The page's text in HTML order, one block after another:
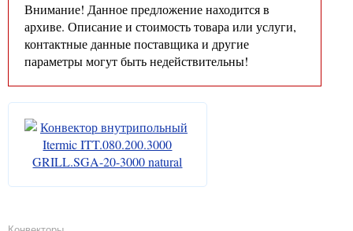
Внимание! Данное предложение находится в
архиве. Описание и стоимость товара или услуги,
контактные данные поставщика и другие
параметры могут быть недействительны!